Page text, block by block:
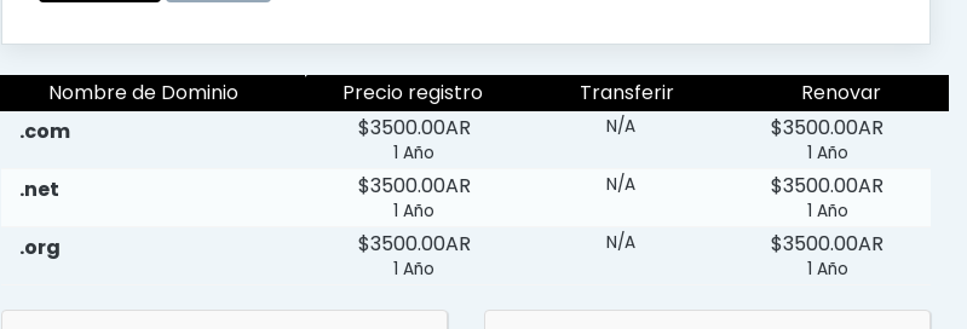
Nombre de Dominio Precio registro Transferir
Renovar
.com
$3500.00AR
1 Año
N/A $3500.00AR
1 Año
.net $3500.00AR
1 Año
N/A $3500.00AR
1 Año
.org $3500.00AR
1 Año
N/A $3500.00AR
1 Año